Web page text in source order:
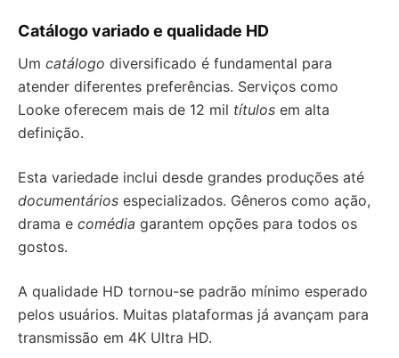
Catálogo variado e qualidade HD
Um catálogo diversificado é fundamental para
atender diferentes preferências. Serviços como
Looke oferecem mais de 12 mil títulos em alta
definição.
Esta variedade inclui desde grandes produções até
documentários especializados. Gêneros como ação,
drama e comédia garantem opções para todos os
gostos.
A qualidade HD tornou-se padrão mínimo esperado
pelos usuários. Muitas plataformas já avançam para
transmissão em 4K Ultra HD.